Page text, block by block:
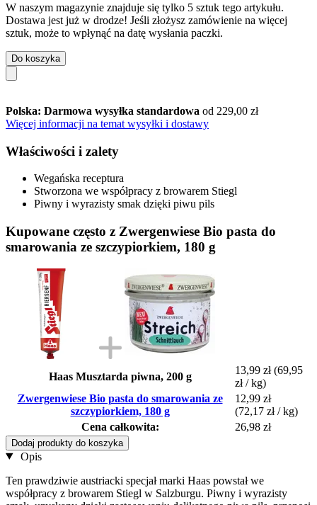
W naszym magazynie znajduje się tylko 5 sztuk tego artykułu.
Dostawa jest już w drodze! Jeśli złożysz zamówienie na więcej
sztuk, może to wpłynąć na datę wysłania paczki.
Do koszyka
Polska: Darmowa wysyłka standardowa od 229,00 zł
Więcej informacji na temat wysyłki i dostawy
Właściwości i zalety
Wegańska receptura
Stworzona we współpracy z browarem Stiegl
Piwny i wyrazisty smak dzięki piwu pils
Kupowane często z Zwergenwiese Bio pasta do
smarowania ze szczypiorkiem, 180 g
Haas Musztarda piwna, 200 g
13,99 zł (69,95
zł / kg)
Zwergenwiese Bio pasta do smarowania ze
szczypiorkiem, 180 g
12,99 zł
(72,17 zł / kg)
Cena całkowita:
26,98 zł
Dodaj produkty do koszyka
Opis
Ten prawdziwie austriacki specjał marki Haas powstał we
współpracy z browarem Stiegl w Salzburgu. Piwny i wyrazisty